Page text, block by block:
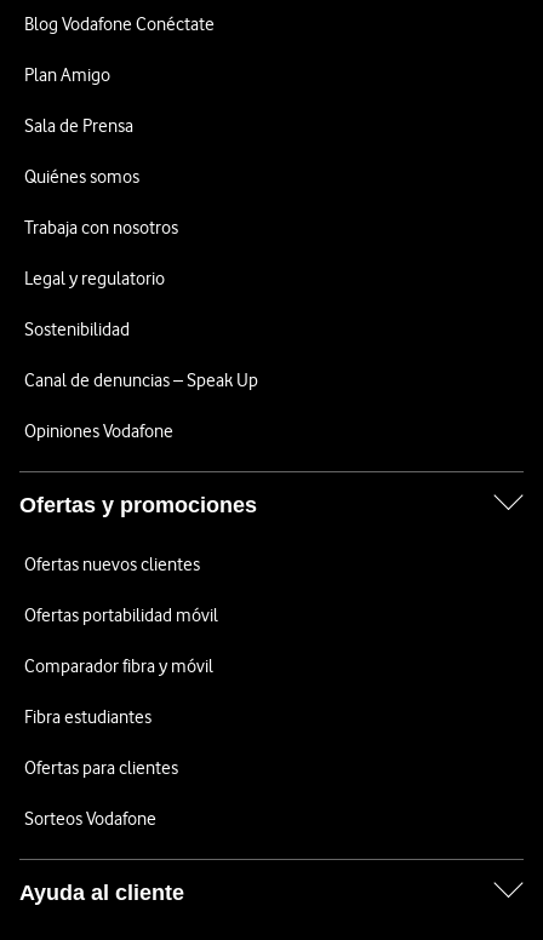
Blog Vodafone Conéctate
Plan Amigo
Sala de Prensa
Quiénes somos
Trabaja con nosotros
Legal y regulatorio
Sostenibilidad
Canal de denuncias – Speak Up
Opiniones Vodafone
Ofertas y promociones
Ofertas nuevos clientes
Ofertas portabilidad móvil
Comparador fibra y móvil
Fibra estudiantes
Ofertas para clientes
Sorteos Vodafone
Ayuda al cliente